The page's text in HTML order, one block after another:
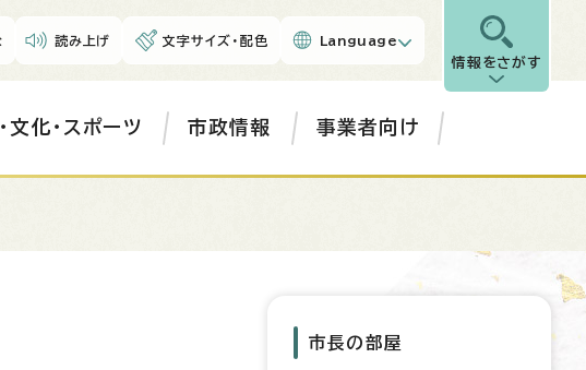
読み上げ 文字サイズ・配色 Language
情報をさがす
文化・スポーツ 市政情報 事業者向け
市長の部屋